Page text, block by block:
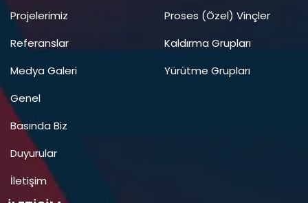
Projelerimiz
Referanslar
Medya Galeri
Genel
Basında Biz
Duyurular
İletişim
Proses (Özel) Vinçler
Kaldırma Grupları
Yürütme Grupları